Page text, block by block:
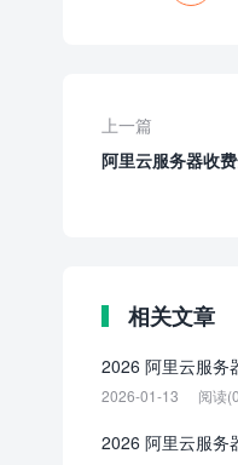
上一篇
阿里云服务器收
相关文章
2026 阿里云服务
2026-01-13 阅读
2026 阿里云服务